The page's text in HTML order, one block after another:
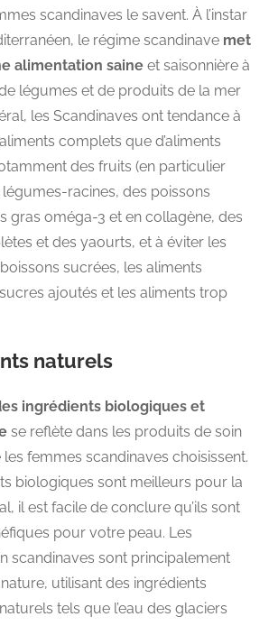
scandinaves le savent. À l’instar
le régime scandinave met
alimentation saine et saisonnière à
légumes et de produits de la mer
les Scandinaves ont tendance à
complets que d’aliments
des fruits (en particulier
légumes-racines, des poissons
gras oméga-3 et en collagène, des
et des yaourts, et à éviter les
sucrées, les aliments
ajoutés et les aliments trop
naturels
ingrédients biologiques et
se reflète dans les produits de soin
femmes scandinaves choisissent.
biologiques sont meilleurs pour la
il est facile de conclure qu’ils sont
pour votre peau. Les
scandinaves sont principalement
utilisant des ingrédients
tels que l’eau des glaciers